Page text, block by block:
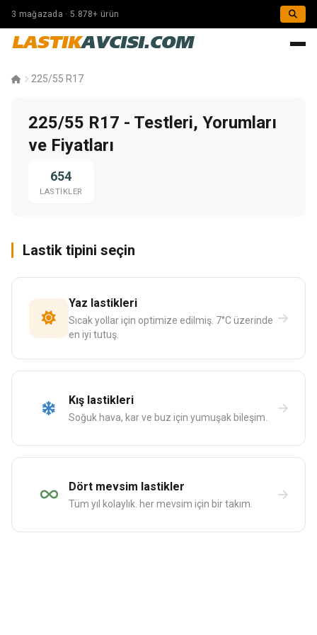
3 mağazada · 5.878+ ürün
LASTIKAVCISI.COM
225/55 R17
225/55 R17 - Testleri, Yorumları
ve Fiyatları
654
LASTIKLER
Lastik tipini seçin
Yaz lastikleri
Sıcak yollar için optimize edilmiş. 7°C üzerinde
en iyi tutuş.
Kış lastikleri
Soğuk hava, kar ve buz için yumuşak bileşim.
Dört mevsim lastikler
Tüm yıl kolaylık. her mevsim için bir takım.